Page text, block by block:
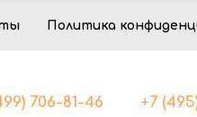
Политика
706-81-46 +7